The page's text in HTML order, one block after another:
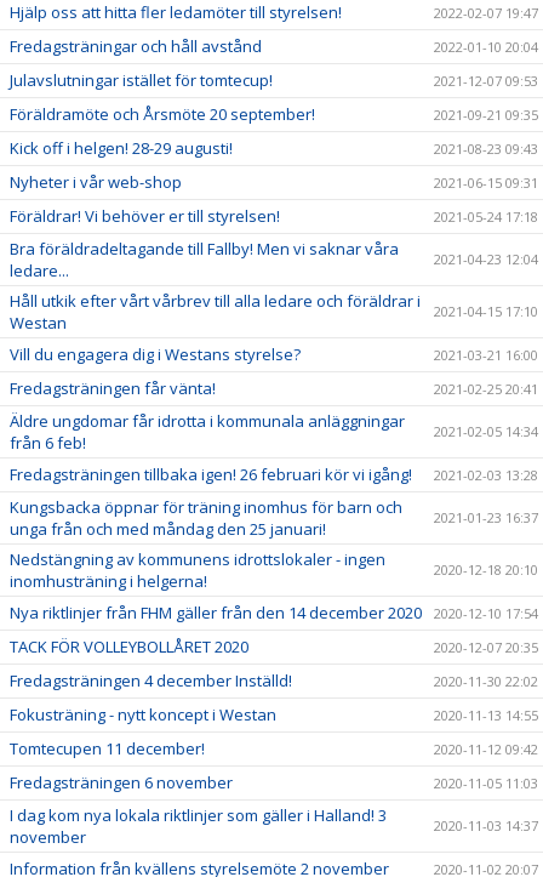
Hjälp oss att hitta fler ledamöter till styrelsen! 2022-02-07 19:47
Fredagsträningar och håll avstånd 2022-01-10 20:04
Julavslutningar istället för tomtecup! 2021-12-07 09:53
Föräldramöte och Årsmöte 20 september! 2021-09-21 09:35
Kick off i helgen! 28-29 augusti! 2021-08-23 09:43
Nyheter i vår web-shop 2021-06-15 09:31
Föräldrar! Vi behöver er till styrelsen! 2021-05-24 17:18
Bra föräldradeltagande till Fallby! Men vi saknar våra
ledare...
2021-04-23 12:04
Håll utkik efter vårt vårbrev till alla ledare och föräldrar i
Westan
2021-04-15 17:10
Vill du engagera dig i Westans styrelse? 2021-03-21 16:00
Fredagsträningen får vänta! 2021-02-25 20:41
Äldre ungdomar får idrotta i kommunala anläggningar
från 6 feb!
2021-02-05 14:34
Fredagsträningen tillbaka igen! 26 februari kör vi igång! 2021-02-03 13:28
Kungsbacka öppnar för träning inomhus för barn och
unga från och med måndag den 25 januari!
2021-01-23 16:37
Nedstängning av kommunens idrottslokaler - ingen
inomhusträning i helgerna!
2020-12-18 20:10
Nya riktlinjer från FHM gäller från den 14 december 2020 2020-12-10 17:54
TACK FÖR VOLLEYBOLLÅRET 2020 2020-12-07 20:35
Fredagsträningen 4 december Inställd! 2020-11-30 22:02
Fokusträning - nytt koncept i Westan 2020-11-13 14:55
Tomtecupen 11 december! 2020-11-12 09:42
Fredagsträningen 6 november 2020-11-05 11:03
I dag kom nya lokala riktlinjer som gäller i Halland! 3
november
2020-11-03 14:37
Information från kvällens styrelsemöte 2 november 2020-11-02 20:07